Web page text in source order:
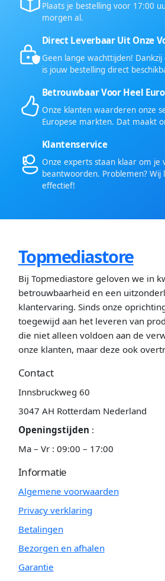
Plaats je bestelling voor 17:00
morgen al.
Direct Leverbaar Uit Onze
Geen lange wachttijden!
is jouw bestelling direct
Betrouwbaar Voor Heel
Onze klanten waarderen onze
Europese markten. Dat maakt
Klantenservice
Onze experts staan klaar om je
beantwoorden. Problemen? Wij
effectief!
Topmediastore
Bij Topmediastore geloven we in
betrouwbaarheid en een
klantervaring. Sinds onze
toegewijd aan het leveren van
die niet alleen voldoen aan de
onze klanten, maar deze ook
Contact
Innsbruckweg 60
3047 AH Rotterdam Nederland
Openingstijden :
Ma – Vr : 09:00 – 17:00
Informatie
Algemene voorwaarden
Privacy verklaring
Betalingen
Bezorgen en afhalen
Garantie